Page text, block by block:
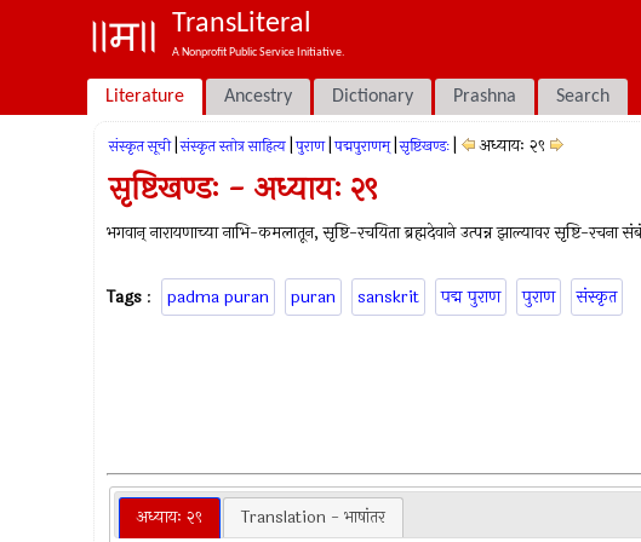
TransLiteral
A Nonprofit Public Service Initiative.
Literature Ancestry Dictionary Prashna Search
संस्कृत सूची संस्कृत स्तोत्र साहित्य पुराण पद्मपुराणम् सृष्टिखण्डः अध्यायः २९
सृष्टिखण्डः - अध्यायः २९
भगवान् नारायणाच्या नाभि-कमलातून, सृष्टि-रचयिता ब्रह्मदेवाने उत्पन्न झाल्यावर सृष्टि-रचना
Tags : padma puran puran sanskrit पद्म पुराण पुराण संस्कृत
अध्यायः २९ Translation - भाषांतर